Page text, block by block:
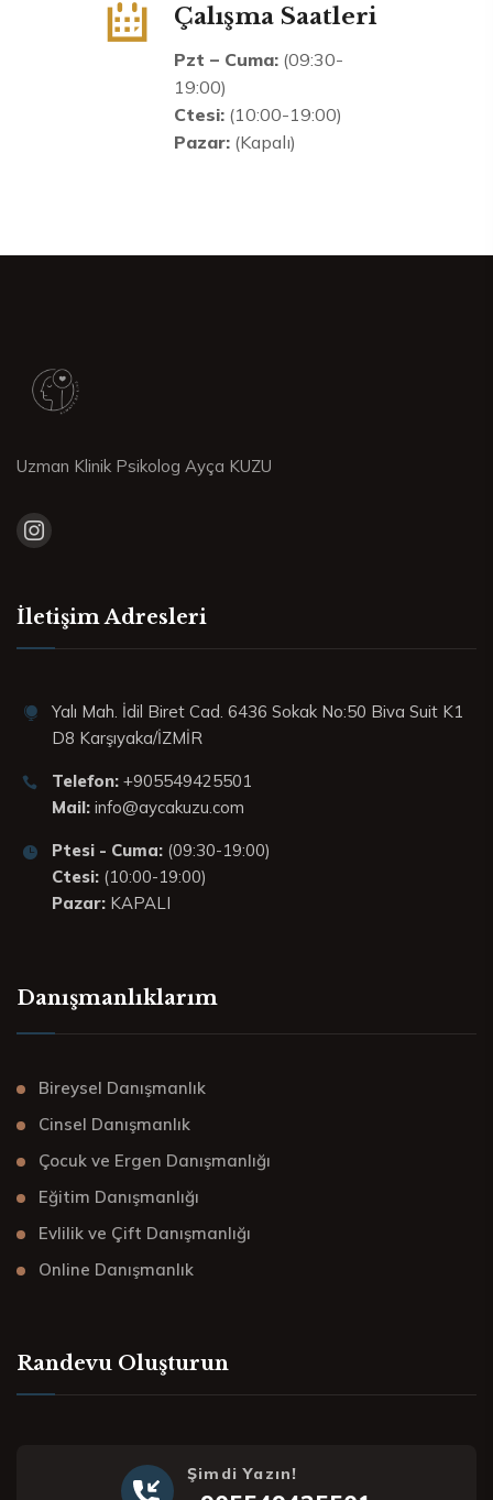
Çalışma Saatleri
Pzt – Cuma: (09:30-
19:00)
Ctesi: (10:00-19:00)
Pazar: (Kapalı)
Uzman Klinik Psikolog Ayça KUZU
İletişim Adresleri
Yalı Mah. İdil Biret Cad. 6436 Sokak No:50 Biva Suit K1
D8 Karşıyaka/İZMİR
Telefon: +905549425501
Mail: info@aycakuzu.com
Ptesi - Cuma: (09:30-19:00)
Ctesi: (10:00-19:00)
Pazar: KAPALI
Danışmanlıklarım
Bireysel Danışmanlık
Cinsel Danışmanlık
Çocuk ve Ergen Danışmanlığı
Eğitim Danışmanlığı
Evlilik ve Çift Danışmanlığı
Online Danışmanlık
Randevu Oluşturun
Şimdi Yazın!